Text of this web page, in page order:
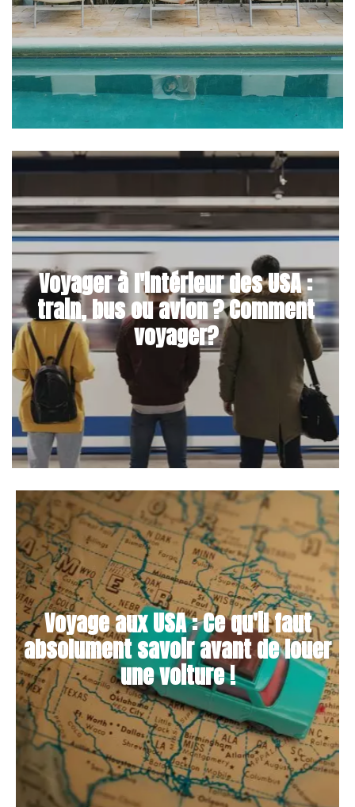
Voyager à l'intérieur des USA :
train, bus ou avion ? Comment
voyager?
Voyage aux USA : Ce qu'il faut
absolument savoir avant de louer
une voiture !